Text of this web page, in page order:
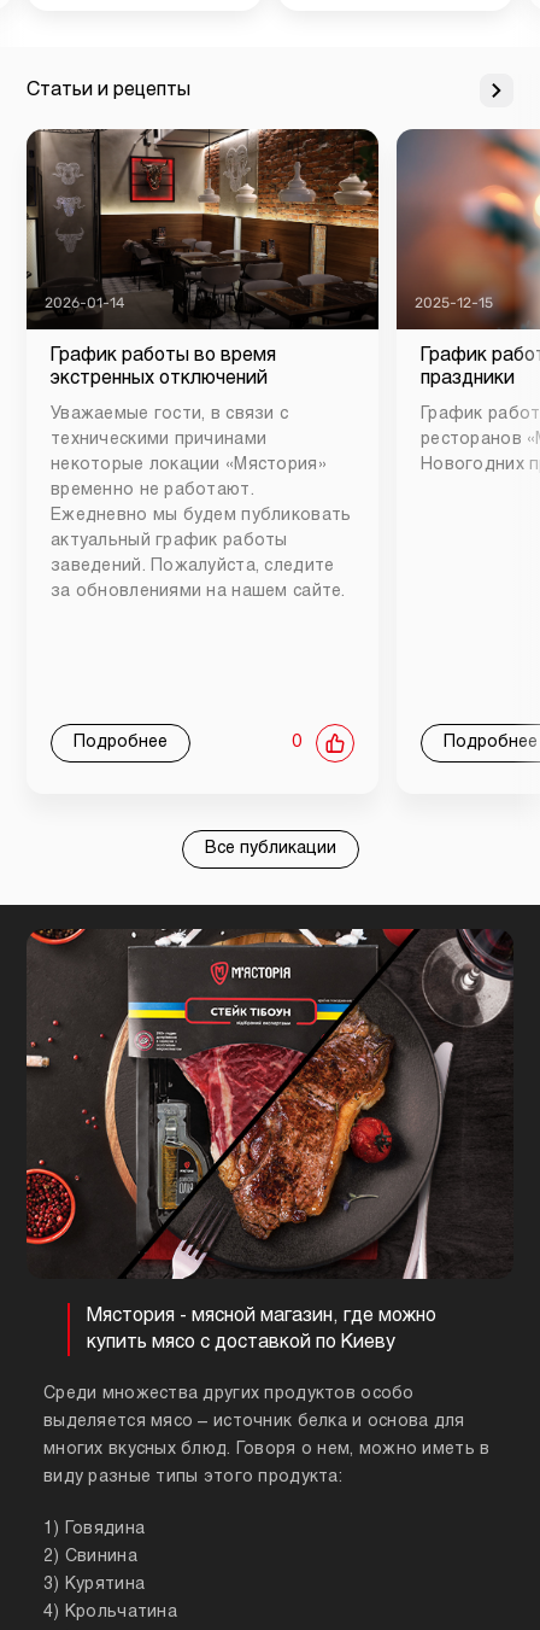
Статьи и рецепты
2026-01-14
График работы во время
экстренных отключений
Уважаемые гости, в связи с
техническими причинами
некоторые локации «Мястория»
временно не работают.
Ежедневно мы будем публиковать
актуальный график работы
заведений. Пожалуйста, следите
за обновлениями на нашем сайте.
Подробнее 0
2025-12-15
График
праздники
График
ресторанов
Новогодних
Подробнее
Все публикации
Мястория - мясной магазин, где можно
купить мясо с доставкой по Киеву
Среди множества других продуктов особо
выделяется мясо – источник белка и основа для
многих вкусных блюд. Говоря о нем, можно иметь в
виду разные типы этого продукта:
1) Говядина
2) Свинина
3) Курятина
4) Крольчатина